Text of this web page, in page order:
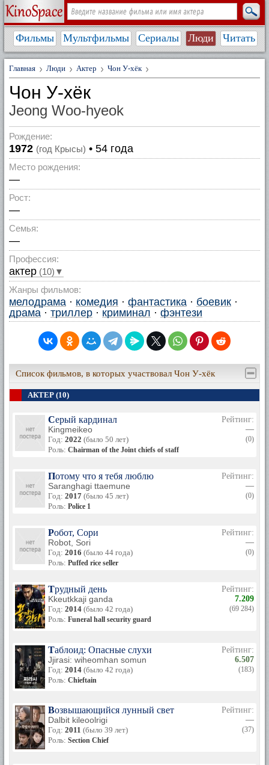
Фильмы Мультфильмы Сериалы Люди Читать
Главная Люди Актер Чон У-хёк
Чон У-хёк
Jeong Woo-hyeok
Рождение:
1972 (год Крысы) • 54 года
Место рождения:
—
Рост:
—
Семья:
—
Профессия:
актер (10)▼
Жанры фильмов:
мелодрама · комедия · фантастика · боевик ·
драма · триллер · криминал · фэнтези
Список фильмов, в которых участвовал Чон У-хёк
АКТЕР (10)
Серый кардинал
Kingmeikeo
Год: 2022 (было 50 лет)
Роль: Chairman of the Joint chiefs of staff
Рейтинг:
—
(0)
Потому что я тебя люблю
Saranghagi ttaemune
Год: 2017 (было 45 лет)
Роль: Police 1
Рейтинг:
—
(0)
Робот, Сори
Robot, Sori
Год: 2016 (было 44 года)
Роль: Puffed rice seller
Рейтинг:
—
(0)
Трудный день
Kkeutkkaji ganda
Год: 2014 (было 42 года)
Роль: Funeral hall security guard
Рейтинг:
7.209
(69 284)
Таблоид: Опасные слухи
Jjirasi: wiheomhan somun
Год: 2014 (было 42 года)
Роль: Chieftain
Рейтинг:
6.507
(183)
Возвышающийся лунный свет
Dalbit kileoolrigi
Год: 2011 (было 39 лет)
Роль: Section Chief
Рейтинг:
—
(37)